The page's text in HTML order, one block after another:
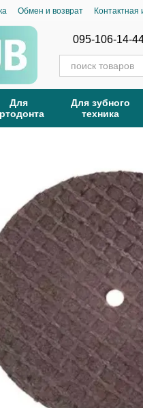
Обмен и возврат
095-106-14-
Для
Для зубного
техника